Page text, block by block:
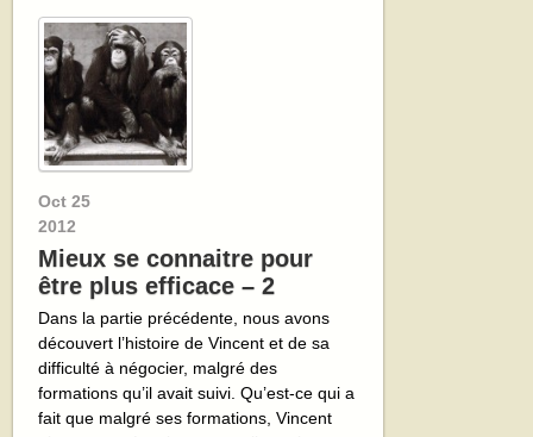
Oct 25
2012
Mieux se connaitre pour
être plus efficace – 2
Dans la partie précédente, nous avons
découvert l’histoire de Vincent et de sa
difficulté à négocier, malgré des
formations qu’il avait suivi. Qu’est-ce qui a
fait que malgré ses formations, Vincent